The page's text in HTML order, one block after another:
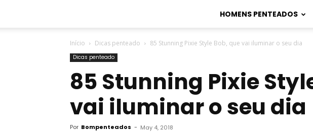
HOMENS PENTEADOS
Início Dicas penteado 85 Stunning Pixie Style Bob, que vai iluminar o seu dia
Dicas penteado
85 Stunning Pixie
vai iluminar o seu dia
Por Bompenteados - May 4, 2018